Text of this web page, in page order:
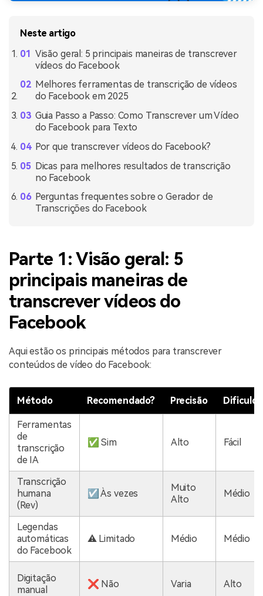
Neste artigo
Visão geral: 5 principais maneiras de transcrever
vídeos do Facebook
Melhores ferramentas de transcrição de vídeos
do Facebook em 2025
Guia Passo a Passo: Como Transcrever um Vídeo
do Facebook para Texto
Por que transcrever vídeos do Facebook?
Dicas para melhores resultados de transcrição
no Facebook
Perguntas frequentes sobre o Gerador de
Transcrições do Facebook
Parte 1: Visão geral: 5
principais maneiras de
transcrever vídeos do
Facebook
Aqui estão os principais métodos para transcrever
conteúdos de vídeo do Facebook:
Método Recomendado? Precisão
Ferramentas
de
transcrição
de IA
✅ Sim Alto Fácil
Transcrição
humana
(Rev)
☑️ Às vezes
Muito
Alto
Médio
Legendas
automáticas
do Facebook
⚠️ Limitado Médio Médio
Digitação
manual
❌ Não Varia Alto